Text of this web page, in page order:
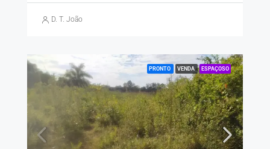
D. T. João
PRONTO VENDA ESPAÇOSO